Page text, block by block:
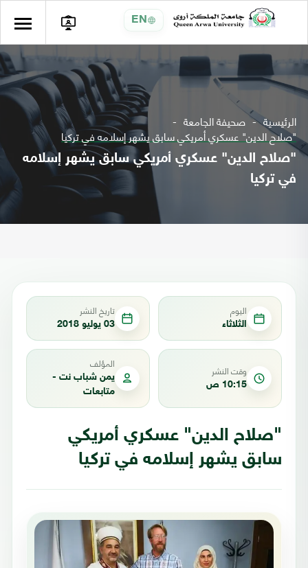
EN
الرئيسية صحيفة الجامعة
"صلاح الدين" عسكري أمريكي سابق يشهر إسلامه في تركيا
"صلاح الدين" عسكري أمريكي سابق يشهر إسلامه
في تركيا
اليوم
الثلاثاء
تاريخ النشر
03 يوليو 2018
وقت النشر
10:15 ص
المؤلف
يمن شباب نت -
متابعات
"صلاح الدين" عسكري أمريكي
سابق يشهر إسلامه في تركيا